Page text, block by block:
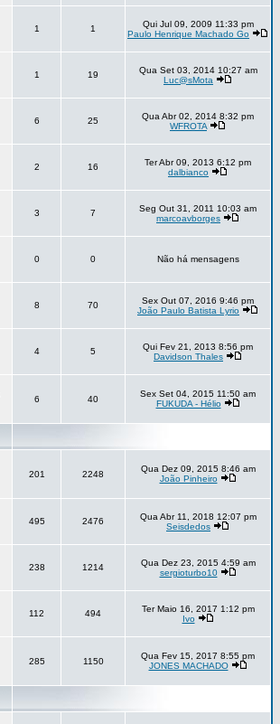
1 1
Qui Jul 09, 2009 11:33 pm
Paulo Henrique Machado Go
1 19
Qua Set 03, 2014 10:27 am
Luc@sMota
6 25
Qua Abr 02, 2014 8:32 pm
WFROTA
2 16
Ter Abr 09, 2013 6:12 pm
dalbianco
3 7
Seg Out 31, 2011 10:03 am
marcoavborges
0 0 Não há mensagens
8 70
Sex Out 07, 2016 9:46 pm
João Paulo Batista Lyrio
4 5
Qui Fev 21, 2013 8:56 pm
Davidson Thales
6 40
Sex Set 04, 2015 11:50 am
FUKUDA - Hélio
201 2248
Qua Dez 09, 2015 8:46 am
João Pinheiro
495 2476
Qua Abr 11, 2018 12:07 pm
Seisdedos
238 1214
Qua Dez 23, 2015 4:59 am
sergioturbo10
112 494
Ter Maio 16, 2017 1:12 pm
Ivo
285 1150
Qua Fev 15, 2017 8:55 pm
JONES MACHADO